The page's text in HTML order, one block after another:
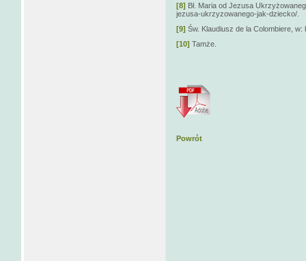
[8] Bł. Maria od Jezusa
jezusa-ukrzyzowanego-jak-dziecko/.
[9] Św. Klaudiusz de la Colombiere,
[10] Tamże.
Powrót